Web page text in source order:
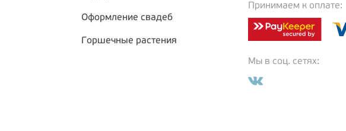
Оформление свадеб
Горшечные растения
Принимаем к оплате:
Мы в соц. сетях: